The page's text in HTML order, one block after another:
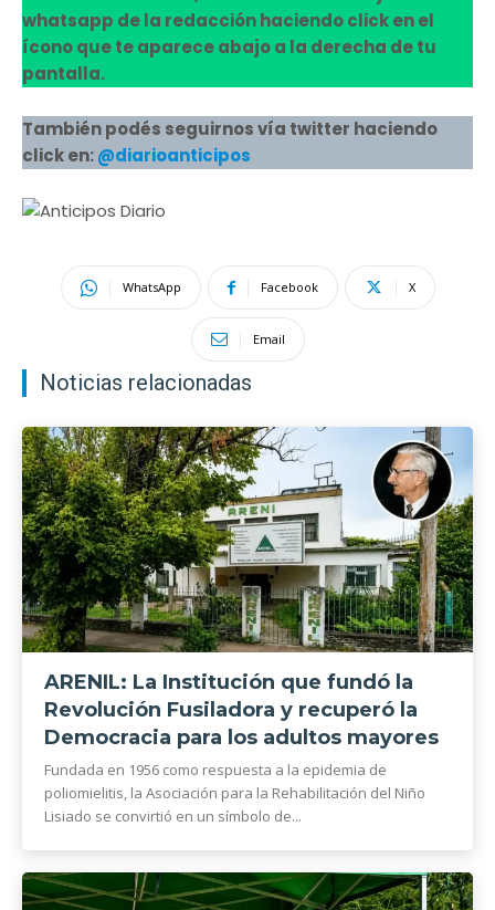
whatsapp de la redacción haciendo click en el
ícono que te aparece abajo a la derecha de tu
pantalla.
También podés seguirnos vía twitter haciendo
click en:@diarioanticipos
WhatsApp Facebook X
Email
Noticias relacionadas
ARENIL: La Institución que fundó la
Revolución Fusiladora y recuperó la
Democracia para los adultos mayores
Fundada en 1956 como respuesta a la epidemia de
poliomielitis, la Asociación para la Rehabilitación del Niño
Lisiado se convirtió en un símbolo de...